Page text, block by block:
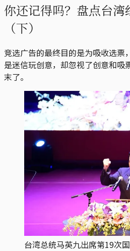
你还记得吗？盘点台湾
（下）
竞选广告的最终目的是为吸收选票
是迷信玩创意，却忽视了创意和吸
末了。
台湾总统马英九出席第19次国